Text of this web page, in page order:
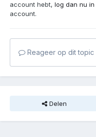
account hebt, log dan nu in
account.
Reageer op dit topic
Delen